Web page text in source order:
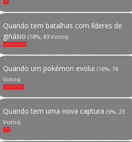
Quando tem batalhas com líderes de
ginásio (18%, 83 Votos)
Quando um pokémon evolui (16%, 74
Votos)
Quando tem uma nova captura (5%, 23
Votos)